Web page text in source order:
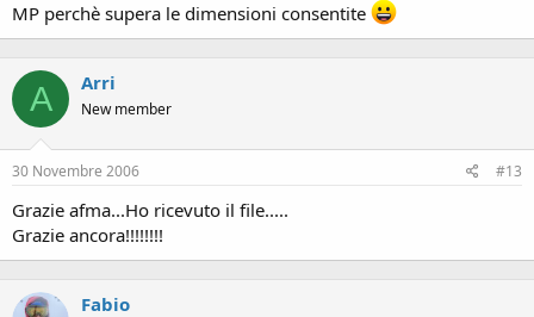
MP perchè supera le dimensioni consentite
A Arri
New member
30 Novembre 2006 #13
Grazie afma...Ho ricevuto il file.....
Grazie ancora!!!!!!!!
Fabio